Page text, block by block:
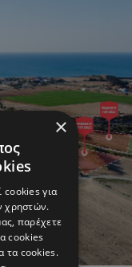
×
cookies για
χρηστών.
παρέχετε
cookies
τα cookies.